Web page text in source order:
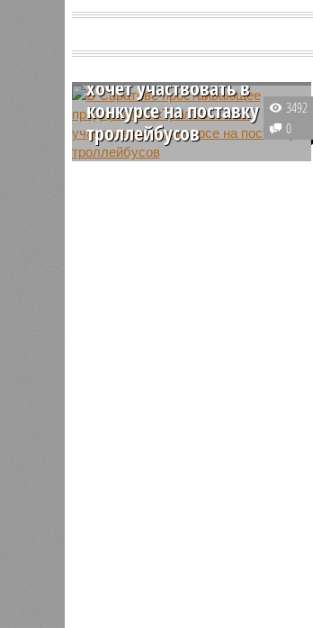
В Саратове
предприятие «Тролза»
хочет участвовать в
конкурсе на поставку
троллейбусов
Несмотря на очередное
3492
0